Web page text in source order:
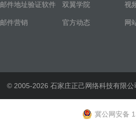
邮件地址验证软件
邮件营销
双翼学院
官方动态
视
网
© 2005-2026 石家庄正己网络科技有限
冀公网安备